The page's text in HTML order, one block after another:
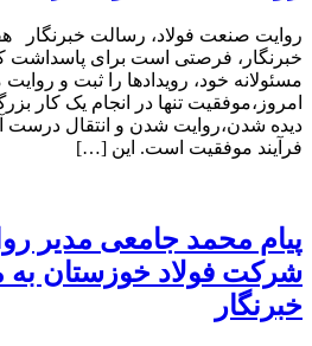
روایت صنعت فولاد،‌ رسالت خبرنگار
خبرنگار، فرصتی است برای پاسداشت
مسئولانه خود، رویدادها را ثبت و
امروز،موفقیت تنها در انجام یک کار
دیده شدن،روایت شدن و انتقال درست
فرآیند موفقیت است. این […]
پیام محمد جامعی مدیر
شرکت فولاد خوزستان به
خبرنگار